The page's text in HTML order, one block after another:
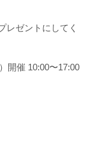
レゼントにしてく
開催 10:00〜17:00